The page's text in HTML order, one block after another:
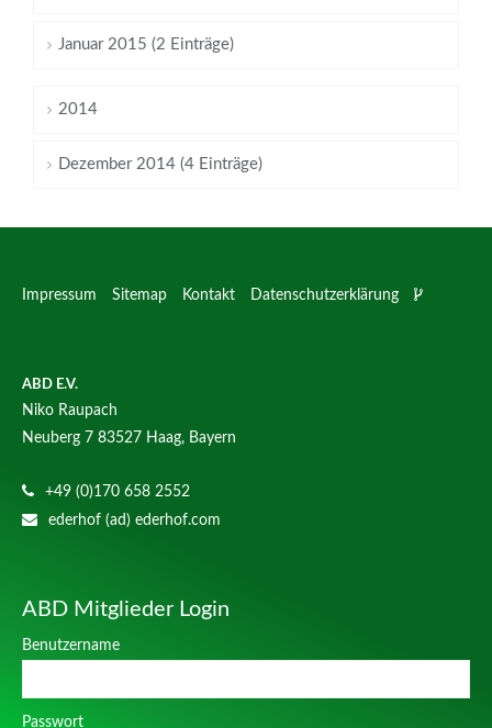
Januar 2015 (2 Einträge)
2014
Dezember 2014 (4 Einträge)
Impressum Sitemap Kontakt Datenschutzerklärung
ABD E.V.
Niko Raupach
Neuberg 7 83527 Haag, Bayern
+49 (0)170 658 2552
ederhof (ad) ederhof.com
ABD Mitglieder Login
Benutzername
Passwort